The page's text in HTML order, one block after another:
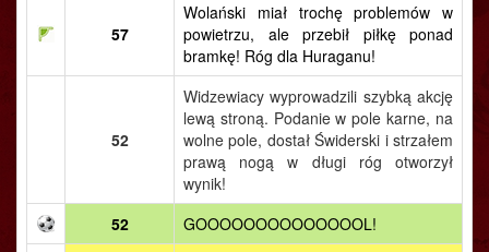
57
Wolański miał trochę problemów w
powietrzu, ale przebił piłkę ponad
bramkę! Róg dla Huraganu!
52
Widzewiacy wyprowadzili szybką akcję
lewą stroną. Podanie w pole karne, na
wolne pole, dostał Świderski i strzałem
prawą nogą w długi róg otworzył
wynik!
52
GOOOOOOOOOOOOOOL!